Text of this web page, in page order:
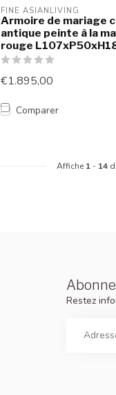
FINE ASIANLIVING
Armoire de mariage
antique peinte à la
rouge
€1.895,00
Comparer
Affiche 1 - 14
Restez